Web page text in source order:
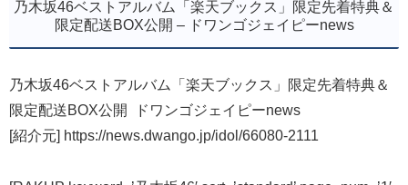
乃木坂46ベストアルバム「楽天ブックス」限定先着特典＆
限定配送BOX公開 – ドワンゴジェイピーnews
乃木坂46ベストアルバム「楽天ブックス」限定先着特典＆
限定配送BOX公開 ドワンゴジェイピーnews
[紹介元] https://news.dwango.jp/idol/66080-2111